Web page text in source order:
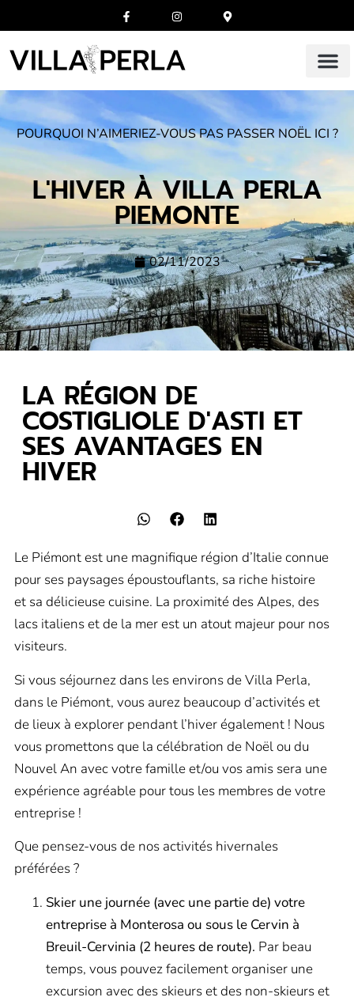
POURQUOI N’AIMERIEZ-VOUS PAS PASSER NOËL ICI ?
L'HIVER À VILLA PERLA
PIEMONTE
02/11/2023
LA RÉGION DE
COSTIGLIOLE D'ASTI ET
SES AVANTAGES EN
HIVER
Le Piémont est une magnifique région d’Italie connue
pour ses paysages époustouflants, sa riche histoire
et sa délicieuse cuisine. La proximité des Alpes, des
lacs italiens et de la mer est un atout majeur pour nos
visiteurs.
Si vous séjournez dans les environs de Villa Perla,
dans le Piémont, vous aurez beaucoup d’activités et
de lieux à explorer pendant l’hiver également ! Nous
vous promettons que la célébration de Noël ou du
Nouvel An avec votre famille et/ou vos amis sera une
expérience agréable pour tous les membres de votre
entreprise !
Que pensez-vous de nos activités hivernales
préférées ?
Skier une journée (avec une partie de) votre
entreprise à Monterosa ou sous le Cervin à
Breuil-Cervinia (2 heures de route). Par beau
temps, vous pouvez facilement organiser une
excursion avec des skieurs et des non-skieurs et